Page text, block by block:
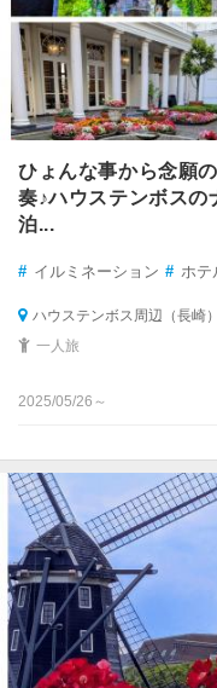
ひょんな事から念願
奏♪ハウステンボスの
泊...
# イルミネーション # ホテ
ハウステンボス周辺（長崎）
一人旅
2025/05/26～